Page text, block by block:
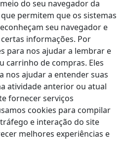
do seu navegador da
permitem que os sistemas
seu navegador e
informações. Por
para nos ajudar a lembrar e
carrinho de compras. Eles
nos ajudar a entender suas
atividade anterior ou atual
fornecer serviços
cookies para compilar
e interação do site
melhores experiências e